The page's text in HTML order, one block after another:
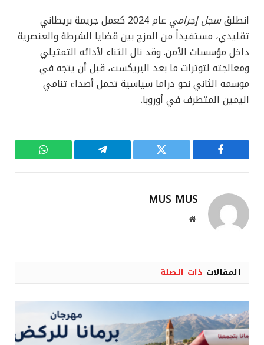
انطلقسجل إجرامي
عام 2024 كعمل جريمة بريطاني
تقليدي، مستفيداً من المزج بين قضايا الشرطة والعنصرية
داخل مؤسسات الأمن. وقد نال الثناء لأدائه التمثيلي
ومعالجته لتوترات ما بعد البريكست، قبل أن يتجه في
موسمه الثاني نحو دراما سياسية تحمل أصداء تنامي
اليمين المتطرف في أوروبا.
فيسبوك تويتر تيلقرام واتساب
MUS MUS
موقع
المقالات ذات الصلة